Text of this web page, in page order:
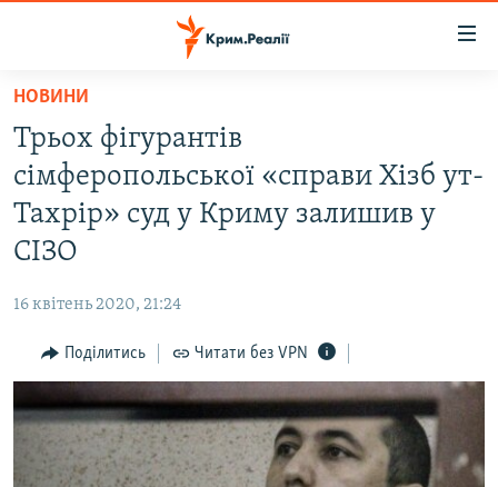
Перейти
основного
матеріалу
Перейти
до
основної
Перейти
пошуку
ВОДА.КРИМ
ВІДЕО ТА ФОТО
ПОЛІТИКА
ІНТЕРВ'Ю
ВСЕ ЗА ДЕНЬ
СПЕЦПРОЕКТИ
ДЕПОРТАЦІЯ
ЯК ОБІЙТИ БЛОКУВАННЯ
НОВИНИ
Трьох фігурантів
сімферопольської «справи Хізб ут-
Тахрір» суд у Криму залишив у
СІЗО
16 квітень 2020, 21:24
Поділитись Читати без VPN